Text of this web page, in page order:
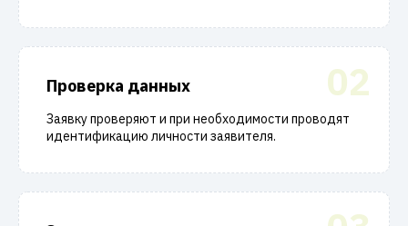
02
Проверка данных
Заявку проверяют и при необходимости проводят
идентификацию личности заявителя.